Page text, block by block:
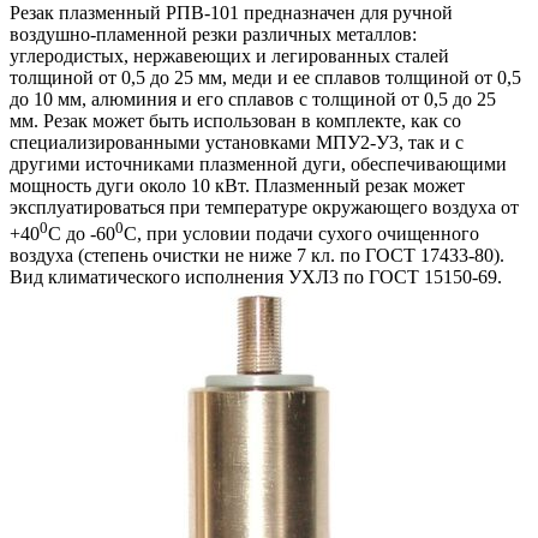
Резак плазменный РПВ-101 предназначен для ручной
воздушно-пламенной резки различных металлов:
углеродистых, нержавеющих и легированных сталей
толщиной от 0,5 до 25 мм, меди и ее сплавов толщиной от 0,5
до 10 мм, алюминия и его сплавов с толщиной от 0,5 до 25
мм. Резак может быть использован в комплекте, как со
специализированными установками МПУ2-У3, так и с
другими источниками плазменной дуги, обеспечивающими
мощность дуги около 10 кВт. Плазменный резак может
эксплуатироваться при температуре окружающего воздуха от
+400С до -600С, при условии подачи сухого очищенного
воздуха (степень очистки не ниже 7 кл. по ГОСТ 17433-80).
Вид климатического исполнения УХЛ3 по ГОСТ 15150-69.